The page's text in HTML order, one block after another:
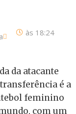
às 18:24
da atacante
é a
feminino
com um